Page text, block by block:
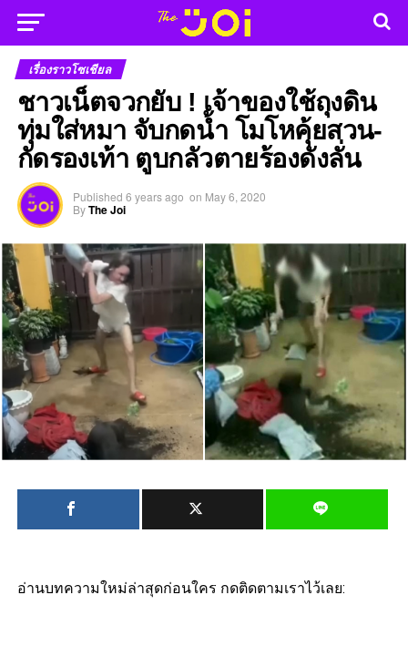
เรื่องราวโซเชียล
ชาวเน็ตจวกยับ ! เจ้าของใช้ถุงดิน
ทุ่มใส่หมา จับกดน้ำ โมโหคุ้ยสวน-
กัดรองเท้า ตูบกลัวตายร้องดังลั่น
Published 6 years ago on May 6, 2020
ByThe Joi
อ่านบทความใหม่ล่าสุดก่อนใคร กดติดตามเราไว้เลย: